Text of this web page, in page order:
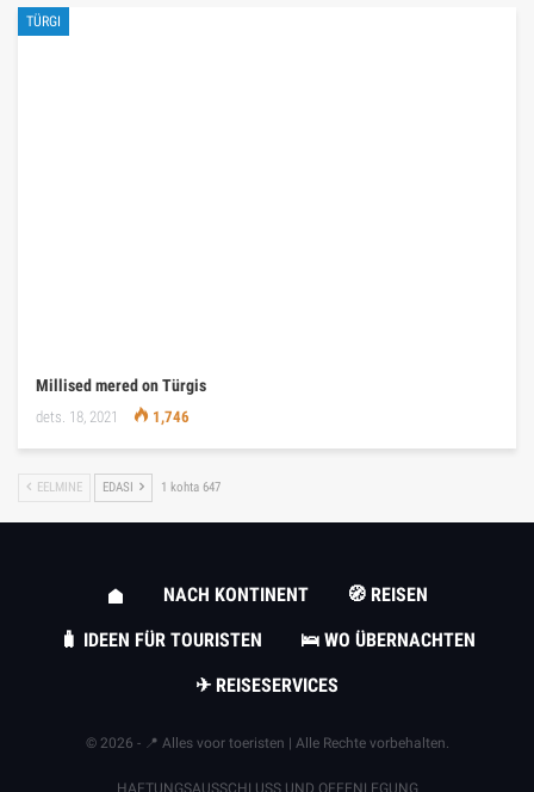
TÜRGI
Millised mered on Türgis
dets. 18, 2021 1,746
EELMINE EDASI 1 kohta 647
NACH KONTINENT
🧭 REISEN
🧳 IDEEN FÜR TOURISTEN
🛌 WO ÜBERNACHTEN
✈ REISESERVICES
© 2026 - 📍 Alles voor toeristen | Alle Rechte vorbehalten.
HAFTUNGSAUSSCHLUSS UND OFFENLEGUNG